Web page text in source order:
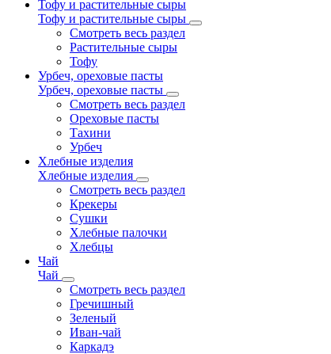
Тофу и растительные сыры
Тофу и растительные сыры
Смотреть весь раздел
Растительные сыры
Тофу
Урбеч, ореховые пасты
Урбеч, ореховые пасты
Смотреть весь раздел
Ореховые пасты
Тахини
Урбеч
Хлебные изделия
Хлебные изделия
Смотреть весь раздел
Крекеры
Сушки
Хлебные палочки
Хлебцы
Чай
Чай
Смотреть весь раздел
Гречишный
Зеленый
Иван-чай
Каркадэ